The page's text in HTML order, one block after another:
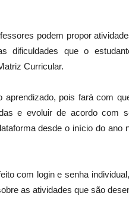
podem propor
dificuldades que o
Curricular.
aprendizado, pois fará com
e evoluir de acordo com
desde o início do
com login e senha
as atividades que são